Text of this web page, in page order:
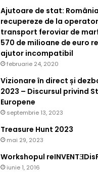
Ajutoare de stat:
recupereze de la
transport feroviar de
570 de milioane de euro
ajutor incompatibil
februarie 24, 2020
Vizionare în direct și
2023 – Discursul privind
Europene
septembrie 13, 2023
Treasure Hunt 2023
mai 29, 2023
Workshopul
iunie 1, 2016